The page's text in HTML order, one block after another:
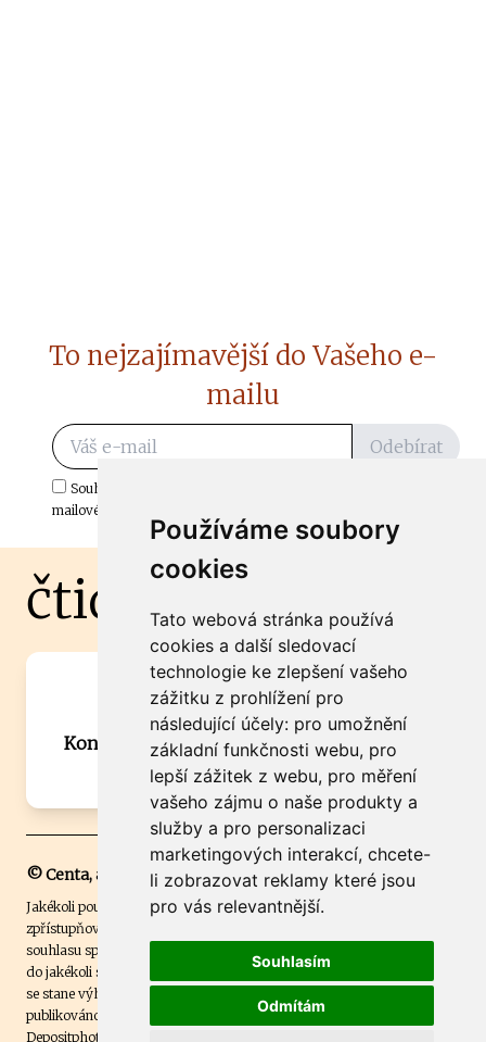
Používáme soubory
cookies
Tato webová stránka používá
cookies a další sledovací
technologie ke zlepšení vašeho
zážitku z prohlížení pro
následující účely: pro umožnění
základní funkčnosti webu, pro
lepší zážitek z webu, pro měření
vašeho zájmu o naše produkty a
služby a pro personalizaci
marketingových interakcí, chcete-
li zobrazovat reklamy které jsou
pro vás relevantnější.
Souhlasím
Odmítám
To nejzajímavější do Vašeho e-
mailu
Odebírat
Souhlasím s odběrem důležitých zpráv ze ČtiDoma.cz do mé e-
mailové schránky.
čtidoma.cz
Máte zajímavou informaci? Chcete
spolupracovat?
Kontaktujte šéfredaktora Martina Chalupu:
chalupa@ctidoma.cz
© Centa, a.s.
Jakékoli použití obsahu včetně převzetí, šíření či dalšího užití a
zpřístupňování textových či obrazových materiálů bez písemného
souhlasu společnosti Centa,a.s. je zakázáno. Čtenář svým přihlášením
do jakékoli soutěže na našem webu dává souhlas s tím, že v případě, že
se stane výhercem této soutěže, může být jeho jméno na webu
publikováno. Centa, a.s. využívala licenci ČTK a využívá fotografie z
Depositphotos